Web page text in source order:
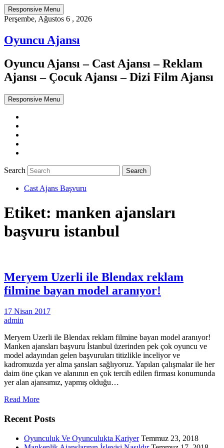
Responsive Menu
Perşembe, Ağustos 6 , 2026
Oyuncu Ajansı
Oyuncu Ajansı – Cast Ajansı – Reklam
Ajansı – Çocuk Ajansı – Dizi Film Ajansı
Responsive Menu
Search
Cast Ajans Başvuru
Etiket: manken ajansları
başvuru istanbul
Meryem Uzerli ile Blendax reklam
filmine bayan model aranıyor!
17 Nisan 2017
admin
Meryem Uzerli ile Blendax reklam filmine bayan model aranıyor!
Manken ajansları başvuru İstanbul üzerinden pek çok oyuncu ve
model adayından gelen başvuruları titizlikle inceliyor ve
kadromuzda yer alma şansları sağlıyoruz. Yapılan çalışmalar ile her
daim öne çıkan ve alanının en çok tercih edilen firması konumunda
yer alan ajansımız, yapmış olduğu…
Read More
Recent Posts
Oyunculuk Ve Oyunculukta Kariyer Temmuz 23, 2018